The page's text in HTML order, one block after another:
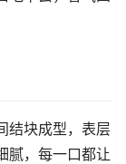
结块成型，表层
腻，每一口都让